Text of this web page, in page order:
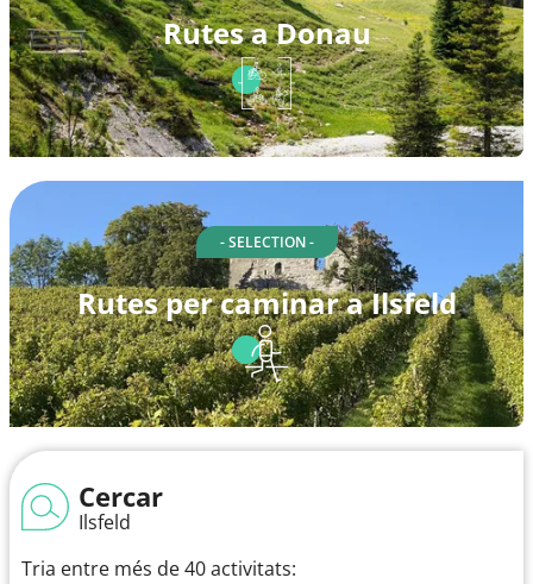
Rutes a Donau
- SELECTION -
Rutes per caminar a Ilsfeld
Cercar
Ilsfeld
Tria entre més de 40 activitats: